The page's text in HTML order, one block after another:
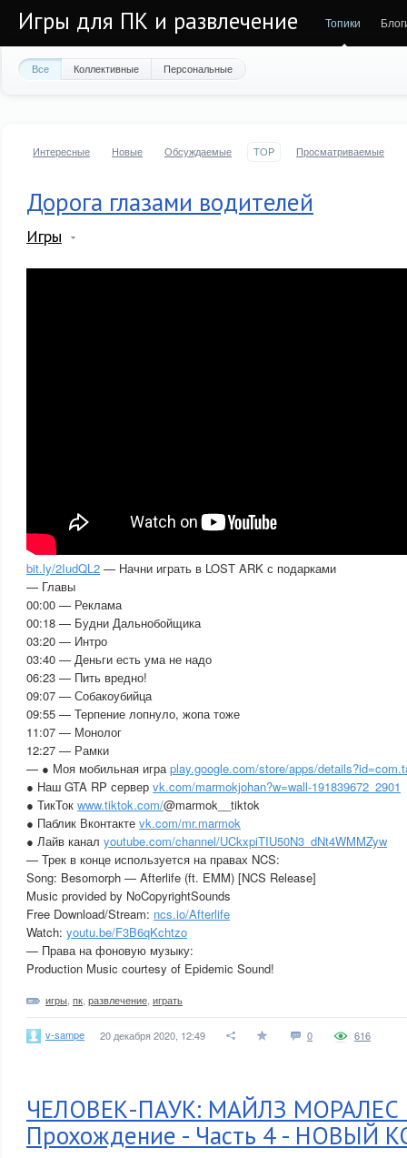
Игры для ПК и развлечение Топики
Все Коллективные Персональные
Интересные Новые Обсуждаемые TOP Просматриваемые
Дорога глазами водителей
Игры
bit.ly/2IudQL2 — Начни играть в LOST ARK с подарками
— Главы
00:00 — Реклама
00:18 — Будни Дальнобойщика
03:20 — Интро
03:40 — Деньги есть ума не надо
06:23 — Пить вредно!
09:07 — Собакоубийца
09:55 — Терпение лопнуло, жопа тоже
11:07 — Монолог
12:27 — Рамки
— ● Моя мобильная играplay.google.com/store/apps/
● Наш GTA RP сервер vk.com/marmokjohan?w=wall-191839672_2901
● ТикТок www.tiktok.com/@marmok__tiktok
● Паблик Вконтакте vk.com/mr.marmok
● Лайв канал youtube.com/channel/UCkxpiTIU50N3_dNt4WMMZyw
— Трек в конце используется на правах NCS:
Song: Besomorph — Afterlife (ft. EMM) [NCS Release]
Music provided by NoCopyrightSounds
Free Download/Stream: ncs.io/Afterlife
Watch: youtu.be/F3B6qKchtzo
— Права на фоновую музыку:
Production Music courtesy of Epidemic Sound!
игры пк развлечение играть
v-sampe 20 декабря 2020, 12:49 0 616
ЧЕЛОВЕК-ПАУК: МАЙЛЗ МОРАЛЕС
Прохождение - Часть 4 - НОВЫЙ